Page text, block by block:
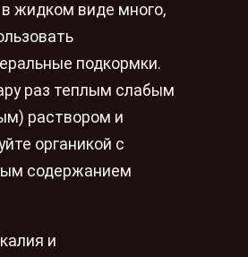
жидком виде много,
подкормки.
раз теплым слабым
раствором и
органикой с
содержанием
и